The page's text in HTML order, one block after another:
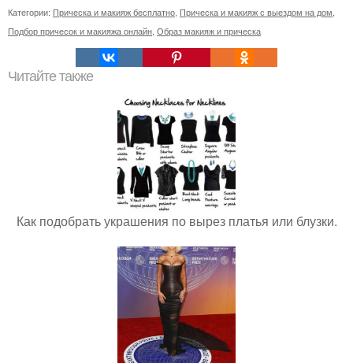
Категории: Прическа и макияж бесплатно Прическа и макияж с выездом на дом
Подбор причесок и макияжа онлайн Образ макияж и прическа
Читайте также
Как подобрать украшения по вырез платья или блузки.